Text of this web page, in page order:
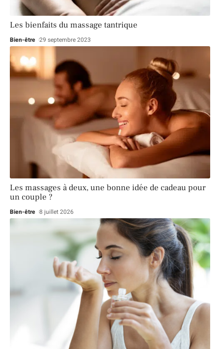
Les bienfaits du massage tantrique
Bien-être 29 septembre 2023
Les massages à deux, une bonne idée de cadeau pour
un couple ?
Bien-être 8 juillet 2026